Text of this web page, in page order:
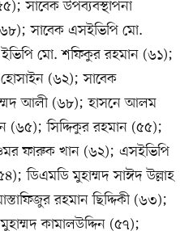
সাবেক উপব্যবস্থাপনা
সাবেক এসইভিপি মো.
মো. শফিকুর রহমান (৬১);
(৬২); সাবেক
আলী (৬৮); হাসনে আলম
(৬৫); সিদ্দিকুর রহমান (৫৫);
ওমর ফারুক খান (৬২); এসইভিপি
ডিএমডি মুহাম্মদ সাঈদ উল্লাহ
রহমান ছিদ্দিকী (৬৩);
কামালউদ্দিন (৫৭);